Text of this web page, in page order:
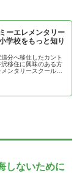
ーエレメンタリー
学校をもっと知り
分へ移住したカント
移住に興味のある方
ンタリースクール佐
しないために